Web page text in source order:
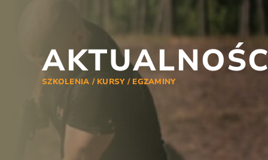
SZKOLENIA / KURSY / EGZAMINY